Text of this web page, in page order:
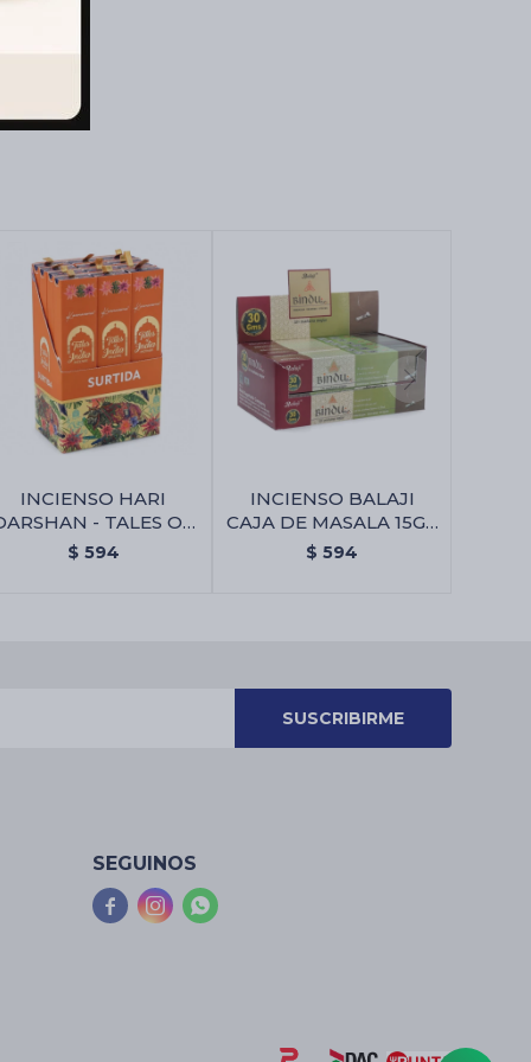
INCIENSO HARI
- TALES OF
CAJA X12 - Caja
$ 594
INCIENSO BALAJI
CAJA DE MASALA 15GR
X12 - Caja Surtida
$ 594
SUSCRIBIRME
SEGUINOS
  